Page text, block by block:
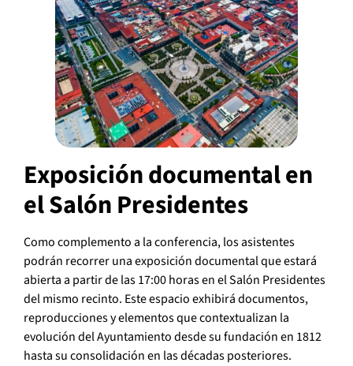
Exposición documental en
el Salón Presidentes
Como complemento a la conferencia, los asistentes
podrán recorrer una exposición documental que estará
abierta a partir de las 17:00 horas en el Salón Presidentes
del mismo recinto. Este espacio exhibirá documentos,
reproducciones y elementos que contextualizan la
evolución del Ayuntamiento desde su fundación en 1812
hasta su consolidación en las décadas posteriores.